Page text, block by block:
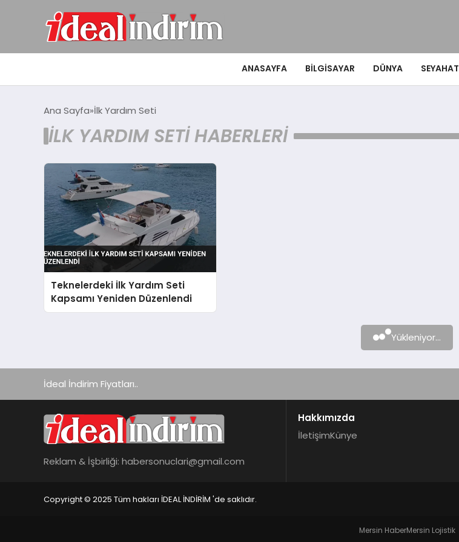
ANASAYFA BILGISAYAR DÜNYA SEYAHAT
Ana Sayfa İlk Yardım Seti
İLK YARDIM SETI HABERLERI
Teknelerdeki İlk Yardım Seti
Kapsamı Yeniden Düzenlendi
Yükleniyor...
İdeal İndirim Fiyatları..
Reklam & İşbirliği: habersonuclari@gmail.com
Hakkımızda
İletişimKünye
Copyright © 2025 Tüm hakları İDEAL İNDİRİM 'de saklıdır.
Mersin HaberMersin Lojistik